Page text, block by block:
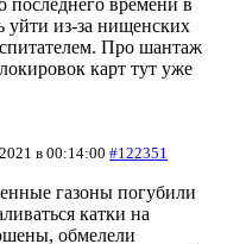
последнего времени в
уйти из-за нищенских
Про шантаж
карт тут уже
в 00:14:00 #122351
газоны погубили
катки на
обмелели